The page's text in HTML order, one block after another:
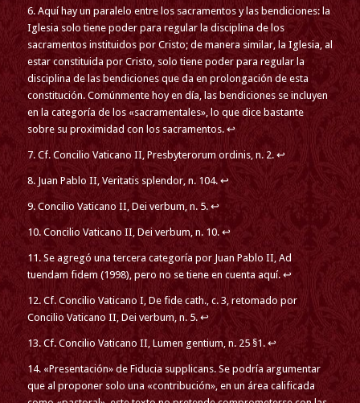
6. Aquí hay un paralelo entre los sacramentos y las bendiciones: la
Iglesia solo tiene poder para regular la disciplina de los
sacramentos instituidos por Cristo; de manera similar, la Iglesia, al
estar constituida por Cristo, solo tiene poder para regular la
disciplina de las bendiciones que da en prolongación de esta
constitución. Comúnmente hoy en día, las bendiciones se incluyen
en la categoría de los «sacramentales», lo que dice bastante
sobre su proximidad con los sacramentos. ↩
7. Cf. Concilio Vaticano II, Presbyterorum ordinis, n. 2. ↩
8. Juan Pablo II, Veritatis splendor, n. 104. ↩
9. Concilio Vaticano II, Dei verbum, n. 5. ↩
10. Concilio Vaticano II, Dei verbum, n. 10. ↩
11. Se agregó una tercera categoría por Juan Pablo II, Ad
tuendam fidem (1998), pero no se tiene en cuenta aquí. ↩
12. Cf. Concilio Vaticano I, De fide cath., c. 3, retomado por
Concilio Vaticano II, Dei verbum, n. 5. ↩
13. Cf. Concilio Vaticano II, Lumen gentium, n. 25 §1. ↩
14. «Presentación» de Fiducia supplicans. Se podría argumentar
que al proponer solo una «contribución», en un área calificada